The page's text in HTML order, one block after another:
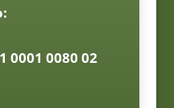
0001 0080 02